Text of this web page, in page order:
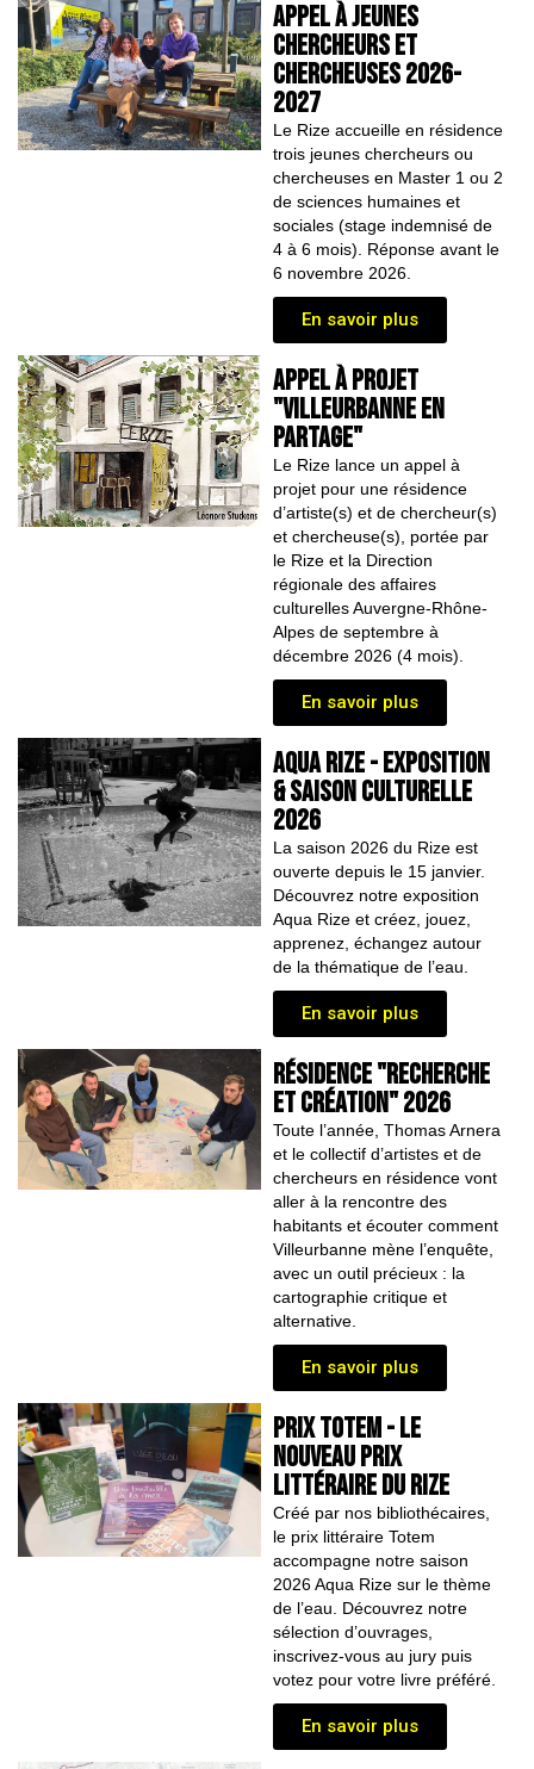
APPEL À JEUNES
CHERCHEURS ET
CHERCHEUSES 2026-
2027
Le Rize accueille en résidence
trois jeunes chercheurs ou
chercheuses en Master 1 ou 2
de sciences humaines et
sociales (stage indemnisé de
4 à 6 mois). Réponse avant le
6 novembre 2026.
En savoir plus
APPEL À PROJET
"Villeurbanne en
partage"
Le Rize lance un appel à
projet pour une résidence
d’artiste(s) et de chercheur(s)
et chercheuse(s), portée par
le Rize et la Direction
régionale des affaires
culturelles Auvergne-Rhône-
Alpes de septembre à
décembre 2026 (4 mois).
En savoir plus
AQUA RIZE - Exposition
& saison culturelle
2026
La saison 2026 du Rize est
ouverte depuis le 15 janvier.
Découvrez notre exposition
Aqua Rize et créez, jouez,
apprenez, échangez autour
de la thématique de l’eau.
En savoir plus
résidence "recherche
et création" 2026
Toute l’année, Thomas Arnera
et le collectif d’artistes et de
chercheurs en résidence vont
aller à la rencontre des
habitants et écouter comment
Villeurbanne mène l’enquête,
avec un outil précieux : la
cartographie critique et
alternative.
En savoir plus
PRIX TOTEM - LE
nouveau PRIX
LITTÉRAIRE dU RIZE
Créé par nos bibliothécaires,
le prix littéraire Totem
accompagne notre saison
2026 Aqua Rize sur le thème
de l’eau. Découvrez notre
sélection d’ouvrages,
inscrivez-vous au jury puis
votez pour votre livre préféré.
En savoir plus